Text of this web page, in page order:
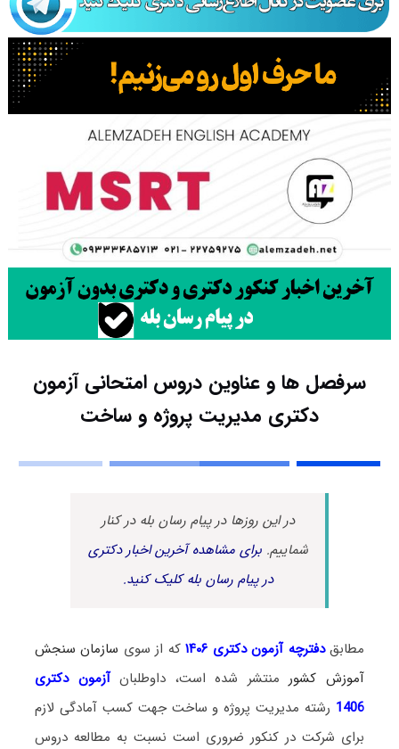
سرفصل ها و عناوین دروس امتحانی آزمون
دکتری مدیریت پروژه و ساخت
در این روزها در پیام رسان بله در کنار
شماییم.برای مشاهده آخرین اخبار دکتری
در پیام رسان بله کلیک کنید.
مطابق دفترچه آزمون دکتری ۱۴۰۶ که از سوی سازمان سنجش
آموزش کشورمنتشر شده است، داوطلبان آزمون دکتری
1406 رشته مدیریت پروژه و ساخت جهت کسب آمادگی لازم
برای شرکت در کنکور ضروری است نسبت به مطالعه دروس